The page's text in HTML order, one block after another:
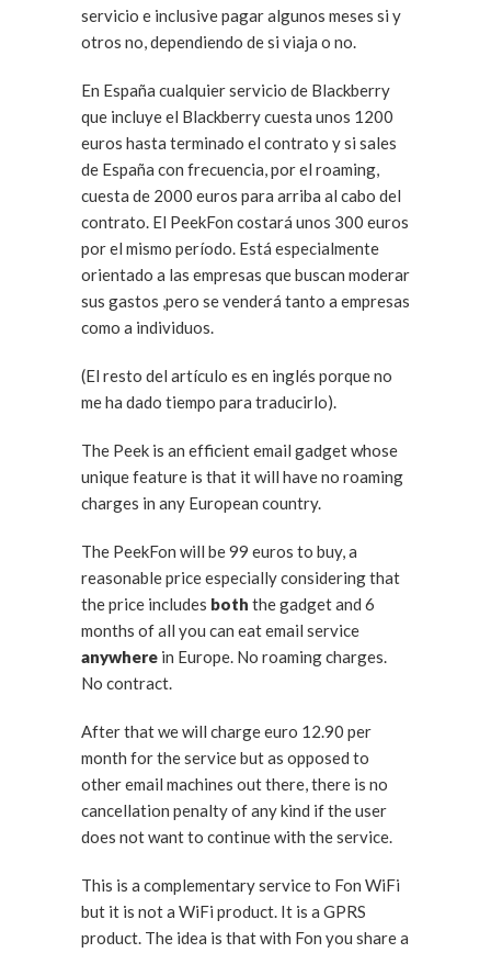
servicio e inclusive pagar algunos meses si y
otros no, dependiendo de si viaja o no.
En España cualquier servicio de Blackberry
que incluye el Blackberry cuesta unos 1200
euros hasta terminado el contrato y si sales
de España con frecuencia, por el roaming,
cuesta de 2000 euros para arriba al cabo del
contrato. El PeekFon costará unos 300 euros
por el mismo período. Está especialmente
orientado a las empresas que buscan moderar
sus gastos ,pero se venderá tanto a empresas
como a individuos.
(El resto del artículo es en inglés porque no
me ha dado tiempo para traducirlo).
The Peek is an efficient email gadget whose
unique feature is that it will have no roaming
charges in any European country.
The PeekFon will be 99 euros to buy, a
reasonable price especially considering that
the price includes both the gadget and 6
months of all you can eat email service
anywhere in Europe. No roaming charges.
No contract.
After that we will charge euro 12.90 per
month for the service but as opposed to
other email machines out there, there is no
cancellation penalty of any kind if the user
does not want to continue with the service.
This is a complementary service to Fon WiFi
but it is not a WiFi product. It is a GPRS
product. The idea is that with Fon you share a